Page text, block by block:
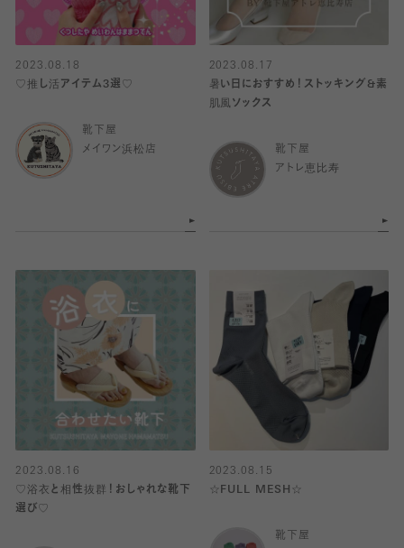
2023.08.18
♡推し活アイテム3選♡
靴下屋
メイワン浜松店
2023.08.17
暑い日におすすめ！ストッキング&素
肌風ソックス
靴下屋
アトレ恵比寿
2023.08.16
♡浴衣と相性抜群！おしゃれな靴下
選び♡
2023.08.15
☆FULL MESH☆
靴下屋